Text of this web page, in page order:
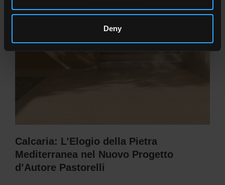
Deny
Calcaria: L’Elogio della Pietra
Mediterranea nel Nuovo Progetto
d’Autore Pastorelli